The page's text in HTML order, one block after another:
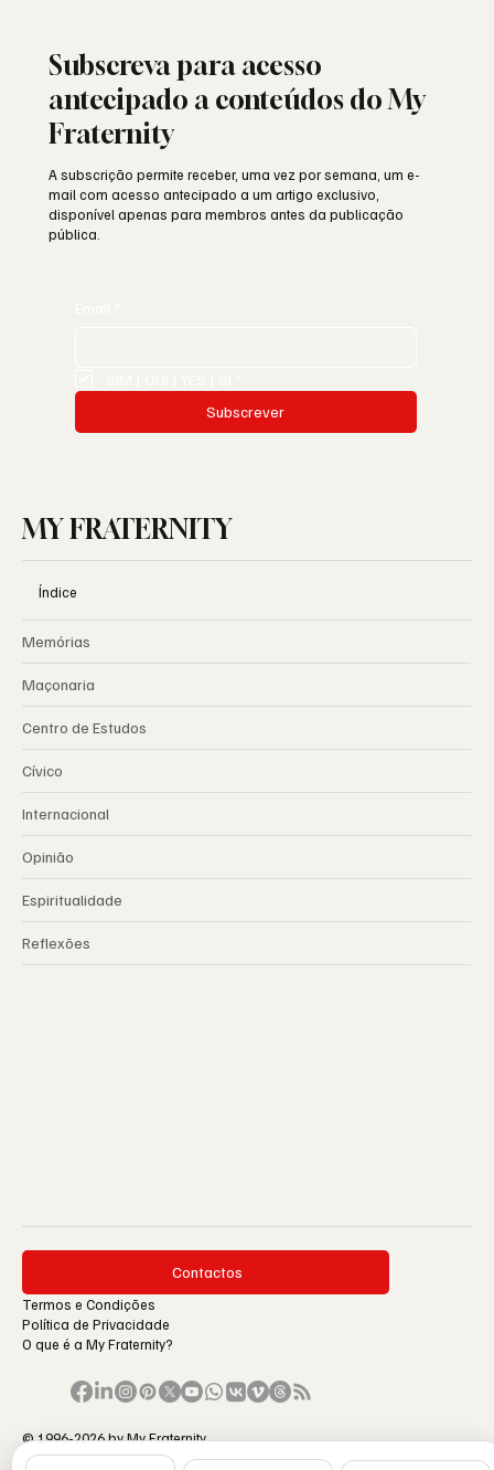
Subscreva para acesso
antecipado a conteúdos do My
Fraternity
A subscrição permite receber, uma vez por semana, um e-
mail com acesso antecipado a um artigo exclusivo,
disponível apenas para membros antes da publicação
pública.
Subscrever
MY FRATERNITY
Índice
Memórias
Maçonaria
Centro de Estudos
Cívico
Internacional
Opinião
Espiritualidade
Reflexões
Contactos
Termos e Condições
Política de Privacidade
O que é a My Fraternity?
© 1996-2026 by My Fraternity.